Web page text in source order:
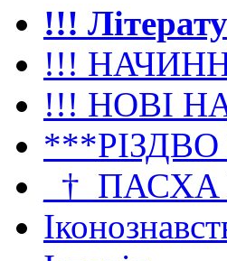
!!!
!!!
!!! НОВІ